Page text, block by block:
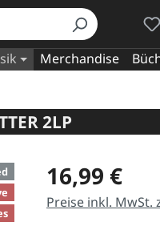
Merchandise
2LP
Regulärer Preis:
16,99 €
Preise inkl. MwSt.